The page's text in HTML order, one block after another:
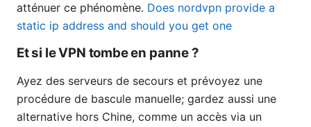
atténuer ce phénomène. Does nordvpn provide a
static ip address and should you get one
Et si le VPN tombe en panne ?
Ayez des serveurs de secours et prévoyez une
procédure de bascule manuelle; gardez aussi une
alternative hors Chine, comme un accès via un